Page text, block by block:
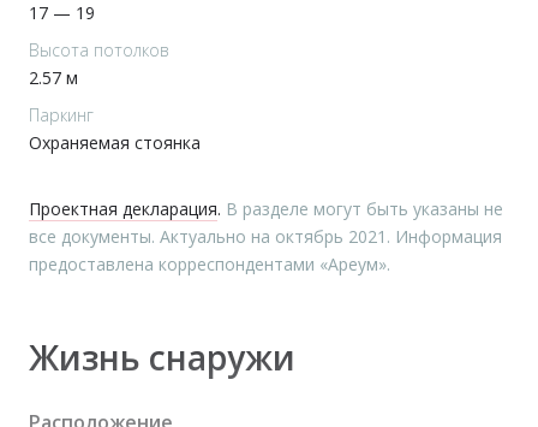
17 — 19
Высота потолков
2.57 м
Паркинг
Охраняемая стоянка
Проектная декларация. В разделе могут быть указаны не
все документы. Актуально на октябрь 2021. Информация
предоставлена корреспондентами «Ареум».
Жизнь снаружи